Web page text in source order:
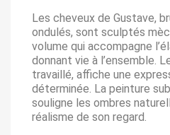
Les cheveux de Gustave,
ondulés, sont sculptés
volume qui accompagne
donnant vie à l’ensemble.
travaillé, affiche une
déterminée. La peinture
souligne les ombres
réalisme de son regard.